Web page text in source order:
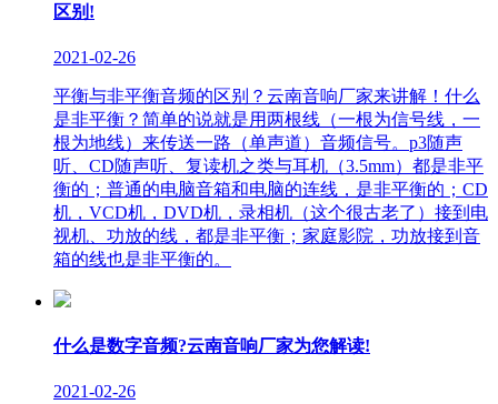
区别!
2021-02-26
平衡与非平衡音频的区别？云南音响厂家来讲解！什么
是非平衡？简单的说就是用两根线（一根为信号线，一
根为地线）来传送一路（单声道）音频信号。p3随声
听、CD随声听、复读机之类与耳机（3.5mm）都是非平
衡的；普通的电脑音箱和电脑的连线，是非平衡的；CD
机，VCD机，DVD机，录相机（这个很古老了）接到电
视机、功放的线，都是非平衡；家庭影院，功放接到音
箱的线也是非平衡的。
什么是数字音频?云南音响厂家为您解读!
2021-02-26